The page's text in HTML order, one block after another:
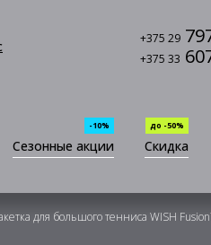
+375 29
+375 33
Сезонные акции
-10%
Скидка
до -50%
для большого тенниса WISH